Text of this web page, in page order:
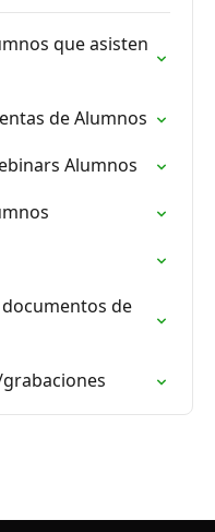
que asisten
de Alumnos
Alumnos
de